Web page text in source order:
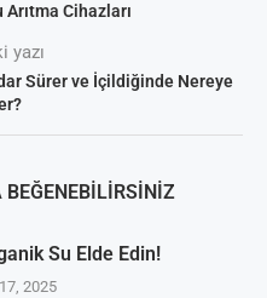
Cihazları
yazı
Sürer ve İçildiğinde Nereye
Su Elde Edin!
2025